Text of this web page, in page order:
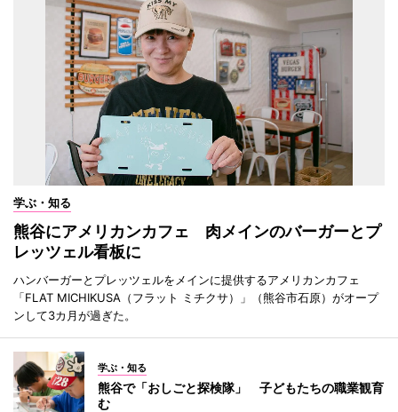
学ぶ・知る
熊谷にアメリカンカフェ 肉メインのバーガーとプ
レッツェル看板に
ハンバーガーとプレッツェルをメインに提供するアメリカンカフェ
「FLAT MICHIKUSA（フラット ミチクサ）」（熊谷市石原）がオープ
ンして3カ月が過ぎた。
学ぶ・知る
熊谷で「おしごと探検隊」 子どもたちの職業観育
む